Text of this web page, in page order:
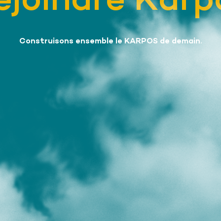
Construisons ensemble le KARPOS de demain.